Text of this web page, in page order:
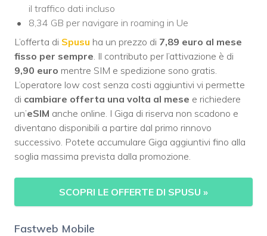
il traffico dati incluso
8,34 GB per navigare in roaming in Ue
L’offerta di Spusu ha un prezzo di 7,89 euro al mese
fisso per sempre . Il contributo per l’attivazione è di
9,90 euro mentre SIM e spedizione sono gratis.
L’operatore low cost senza costi aggiuntivi vi permette
di cambiare offerta una volta al mese e richiedere
un’eSIM anche online. I Giga di riserva non scadono e
diventano disponibili a partire dal primo rinnovo
successivo. Potete accumulare Giga aggiuntivi fino alla
soglia massima prevista dalla promozione.
SCOPRI LE OFFERTE DI SPUSU »
Fastweb Mobile